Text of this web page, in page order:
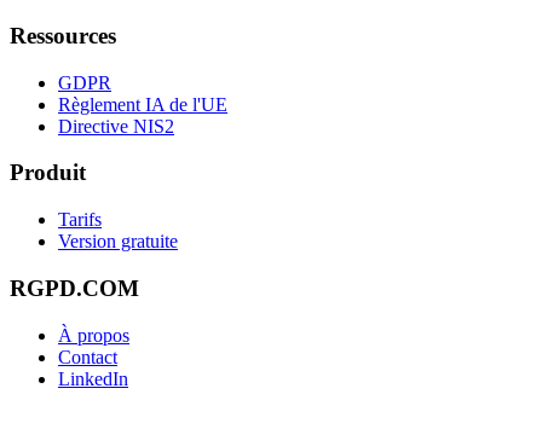
Ressources
GDPR
Règlement IA de l'UE
Directive NIS2
Produit
Tarifs
Version gratuite
RGPD.COM
À propos
Contact
LinkedIn